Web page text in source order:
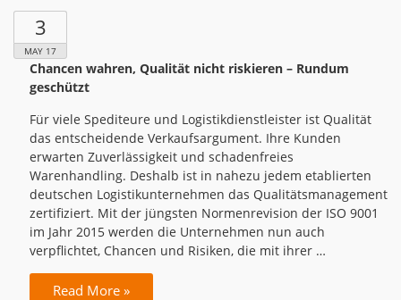
3
MAY 17
Chancen wahren, Qualität nicht riskieren – Rundum
geschützt
Für viele Spediteure und Logistikdienstleister ist Qualität
das entscheidende Verkaufsargument. Ihre Kunden
erwarten Zuverlässigkeit und schadenfreies
Warenhandling. Deshalb ist in nahezu jedem etablierten
deutschen Logistikunternehmen das Qualitätsmanagement
zertifiziert. Mit der jüngsten Normenrevision der ISO 9001
im Jahr 2015 werden die Unternehmen nun auch
verpflichtet, Chancen und Risiken, die mit ihrer …
Read More »